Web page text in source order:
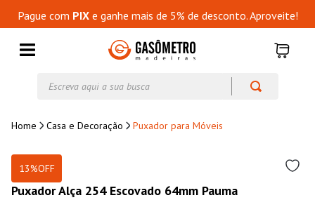
Pague com PIXe ganhe mais de 5% de desconto. Aproveite!
Casa e Decoração Puxador para Móveis
13%OFF
Puxador Alça 254 Escovado 64mm Pauma